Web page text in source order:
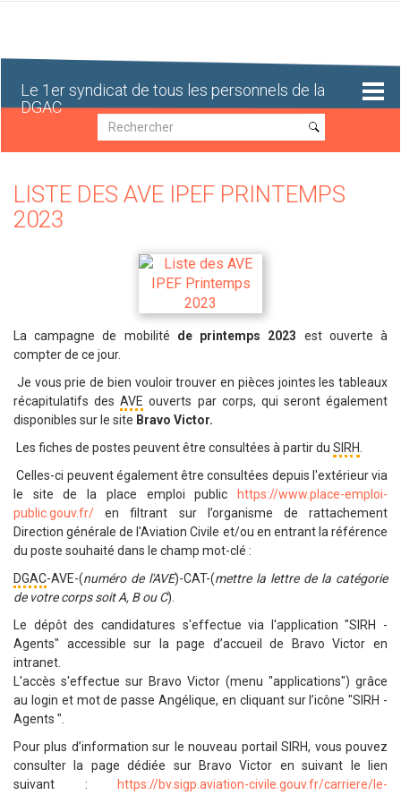
Le 1er syndicat de tous les personnels de la
DGAC
Recherche
Recherche
LISTE DES AVE IPEF PRINTEMPS
2023
La campagne de mobilité de printemps 2023 est ouverte à
compter de ce jour.
Je vous prie de bien vouloir trouver en pièces jointes les tableaux
récapitulatifs desAVE ouverts par corps, qui seront également
disponibles sur le site Bravo Victor.
Les fiches de postes peuvent être consultées à partir du SIRH
Celles-ci peuvent également être consultées depuis l'extérieur via
le site de la place emploi public
https://www.place-emploi-
public.gouv.fr/ en filtrant sur l’organisme de rattachement
Direction générale de l'Aviation Civile et/ou en entrant la référence
du poste souhaité dans le champ mot-clé :
DGAC-AVE-(numéro de l'AVE)-CAT-(mettre la lettre de la catégorie
de votre corps soit A, B ou C).
Le dépôt des candidatures s'effectue via l'application "SIRH -
Agents" accessible sur la page d’accueil de Bravo Victor en
intranet.
L'accès s'effectue sur Bravo Victor (menu "applications") grâce
au login et mot de passe Angélique, en cliquant sur l’icône "SIRH -
Agents ".
Pour plus d’information sur le nouveau portail SIRH, vous pouvez
consulter la page dédiée sur Bravo Victor en suivant le lien
suivant :
https://bv.sigp.aviation-civile.gouv.fr/carriere/le-